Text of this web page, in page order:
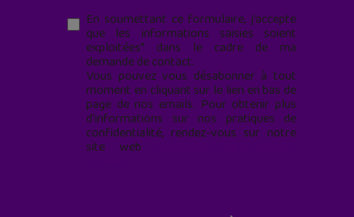
En soumettant ce formulaire, j’accepte
que les informations saisies soient
exploitées* dans le cadre de ma
demande de contact.
Vous pouvez vous désabonner à tout
moment en cliquant sur le lien en bas de
page de nos emails. Pour obtenir plus
d'informations sur nos pratiques de
confidentialité, rendez-vous sur notre
site web